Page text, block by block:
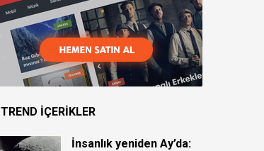
TREND İÇERİKLER
İnsanlık yeniden Ay’da: